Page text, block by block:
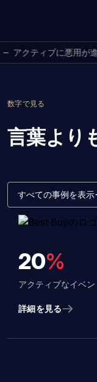
ティブに悪用が進行
数字で見る
言葉より
すべての事例を表示
20%
アクティブなイベ
詳細を見る